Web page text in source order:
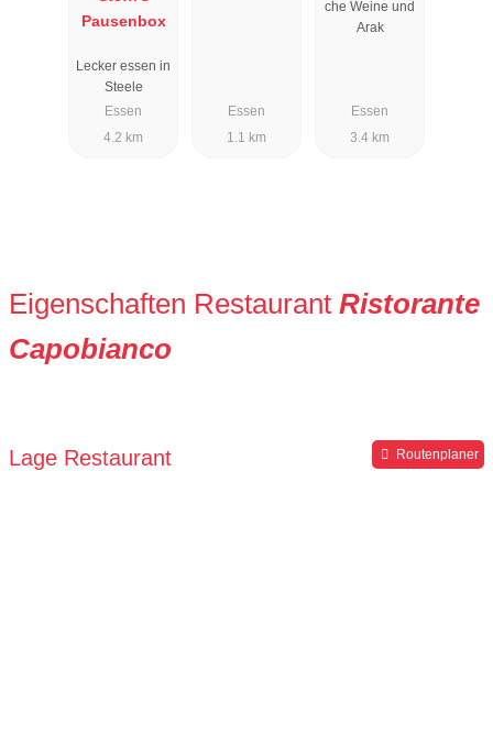
Pausenbox
Lecker essen in
Steele
Essen
4.2 km
Essen
1.1 km
che Weine und
Arak
Essen
3.4 km
Eigenschaften Restaurant Ristorante
Capobianco
Lage Restaurant Routenplaner